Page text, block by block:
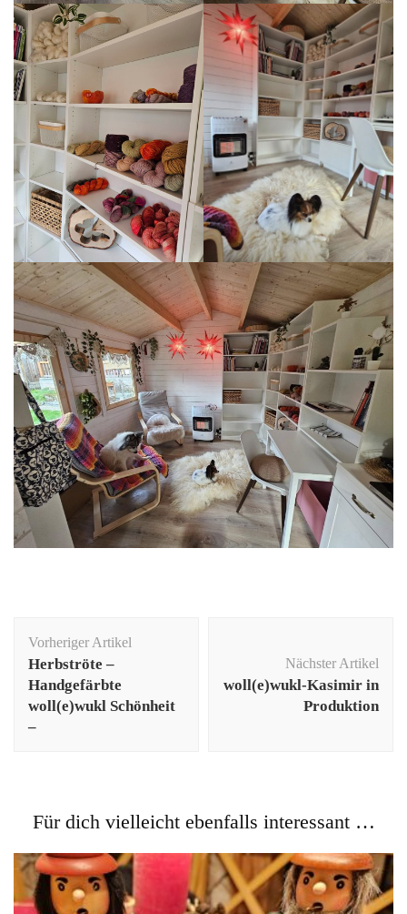
Vorheriger Artikel
Herbströte –
Handgefärbte
woll(e)wukl Schönheit
–
Nächster Artikel
woll(e)wukl-Kasimir in
Produktion
Für dich vielleicht ebenfalls interessant …